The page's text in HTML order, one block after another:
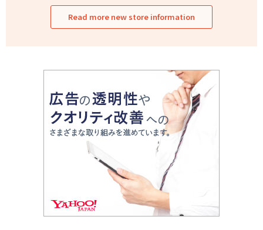
Read more new store information